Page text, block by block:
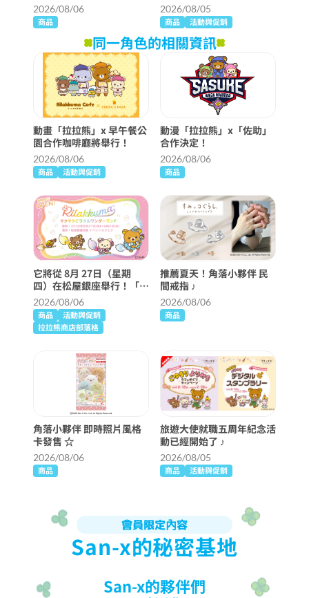
2026/08/06
商品
2026/08/05
商品 活動與促銷
同一角色的相關資訊
動畫「拉拉熊」x 早午餐公
園合作咖啡廳將舉行！
2026/08/06
商品 活動與促銷
動漫「拉拉熊」x「佐助」
合作決定！
2026/08/06
商品
它將從 8月 27日（星期
四）在松屋銀座舉行！「麥
克奇蹟仙境」詳細信息 ♪
2026/08/06
商品
活動與促銷
拉拉熊商店部落格
推薦夏天！角落小夥伴 民
間戒指 ♪
2026/08/06
商品
角落小夥伴 即時照片風格
卡發售 ☆
2026/08/06
商品
旅遊大使就職五周年紀念活
動已經開始了 ♪
2026/08/05
商品 活動與促銷
會員限定內容
San-x的秘密基地
San-x的夥伴們